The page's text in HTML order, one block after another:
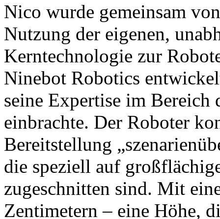
Nico wurde gemeinsam
Nutzung der eigenen,
Kerntechnologie zur
Ninebot Robotics
seine Expertise im
einbrachte. Der Roboter
Bereitstellung
die speziell auf
zugeschnitten sind. Mit
Zentimetern – eine Höhe,